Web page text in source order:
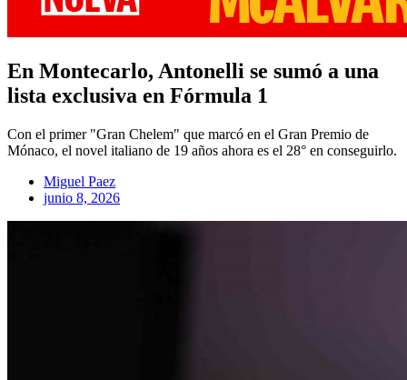
En Montecarlo, Antonelli se sumó a una
lista exclusiva en Fórmula 1
Con el primer "Gran Chelem" que marcó en el Gran Premio de
Mónaco, el novel italiano de 19 años ahora es el 28° en conseguirlo.
Miguel Paez
junio 8, 2026